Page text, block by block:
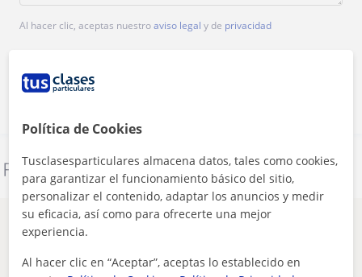
Al hacer clic, aceptas nuestroaviso legal y de privacidad
Denunciar este perfil
Otros profesores de Inglés en Alcobendas
Política de Cookies
Tusclasesparticulares almacena datos, tales como cookies,
para garantizar el funcionamiento básico del sitio,
personalizar el contenido, adaptar los anuncios y medir
su eficacia, así como para ofrecerte una mejor
experiencia.
Al hacer clic en “Aceptar”, aceptas lo establecido en